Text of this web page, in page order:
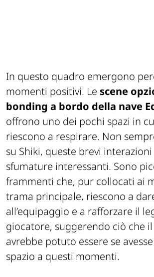
In questo quadro emergono
momenti positivi. Le scene
bonding a bordo della nave
offrono uno dei pochi spazi in
riescono a respirare. Non
su Shiki, queste brevi
sfumature interessanti. Sono
frammenti che, pur collocati ai
trama principale, riescono a
all’equipaggio e a rafforzare il
giocatore, suggerendo ciò che
avrebbe potuto essere se
spazio a questi momenti.